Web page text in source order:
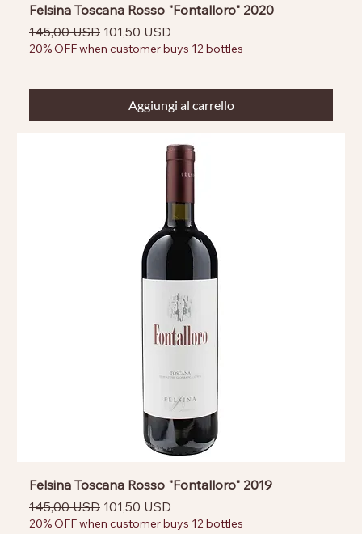
Felsina Toscana Rosso "Fontalloro" 2020
Prezzo regolare
145,00 USD Prezzo scontato
101,50 USD
20% OFF when customer buys 12 bottles
Aggiungi al carrello
Felsina Toscana Rosso "Fontalloro" 2019
Prezzo regolare
145,00 USD Prezzo scontato
101,50 USD
20% OFF when customer buys 12 bottles